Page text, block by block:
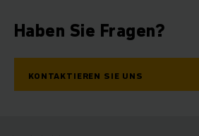
Haben Sie Fragen?
KONTAKTIEREN SIE UNS